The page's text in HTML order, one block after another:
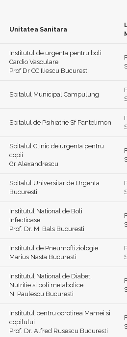
Unitatea Sanitara
Institutul de urgenta pentru boli
Cardio Vasculare
Prof Dr CC Iliescu Bucuresti
Spitalul Municipal Campulung
Spitalul de Psihiatrie Sf Pantelimon
Spitalul Clinic de urgenta pentru
copii
Gr Alexandrescu
Spitalul Universitar de Urgenta
Bucuresti
Institutul National de Boli
Infectioase
Prof. Dr. M. Bals Bucuresti
Institutul de Pneumoftiziologie
Marius Nasta Bucuresti
Institutul National de Diabet,
Nutritie si boli metabolice
N. Paulescu Bucuresti
Institutul pentru ocrotirea Mamei si
copilului
Prof. Dr. Alfred Rusescu Bucuresti